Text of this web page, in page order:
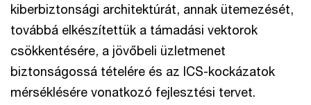
kiberbiztonsági architektúrát, annak ütemezését,
továbbá elkészítettük a támadási vektorok
csökkentésére, a jövőbeli üzletmenet
biztonságossá tételére és az ICS-kockázatok
mérséklésére vonatkozó fejlesztési tervet.